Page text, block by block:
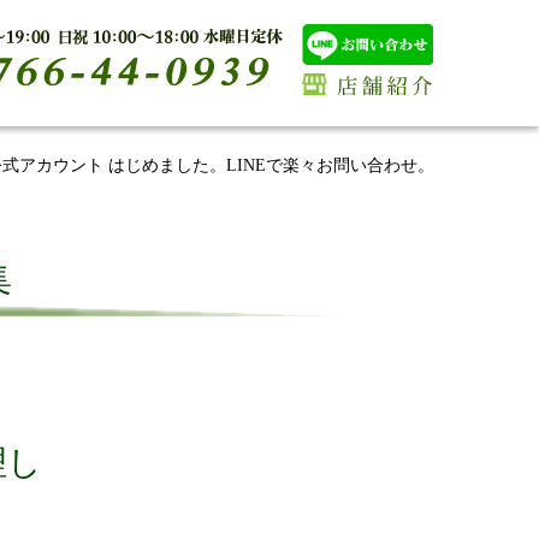
アカウント はじめました。LINEで楽々お問い合わせ。